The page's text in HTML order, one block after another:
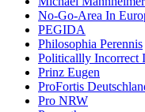
No-Go-Area In
PEGIDA
Philosophia Perennis
Politicallly Incorrect
Prinz Eugen
ProFortis
Pro NRW